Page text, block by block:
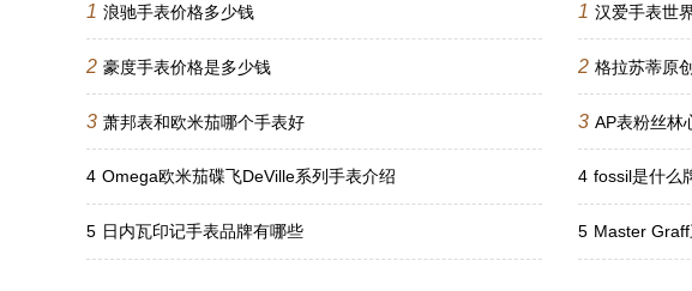
1 浪驰手表价格多少钱
2 豪度手表价格是多少钱
3 萧邦表和欧米茄哪个手表好
4 Omega欧米茄碟飞DeVille系列手表介绍
5 日内瓦印记手表品牌有哪些
1 汉爱手表世
2 格拉苏蒂原
3 AP表粉丝林
4 fossil是什么
5 Master